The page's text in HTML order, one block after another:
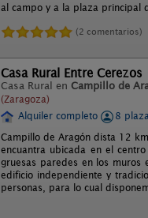
al campo y a la plaza principal
(2 comentarios)
Casa Rural Entre Cerezos
Casa Rural en Campillo de
(Zaragoza)
Alquiler completo 8
Campillo de Aragón dista 12
encuantra ubicada en el
gruesas paredes en los muros
edificio independiente y
personas, para lo cual